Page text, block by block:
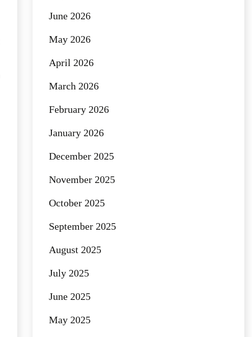
June 2026
May 2026
April 2026
March 2026
February 2026
January 2026
December 2025
November 2025
October 2025
September 2025
August 2025
July 2025
June 2025
May 2025